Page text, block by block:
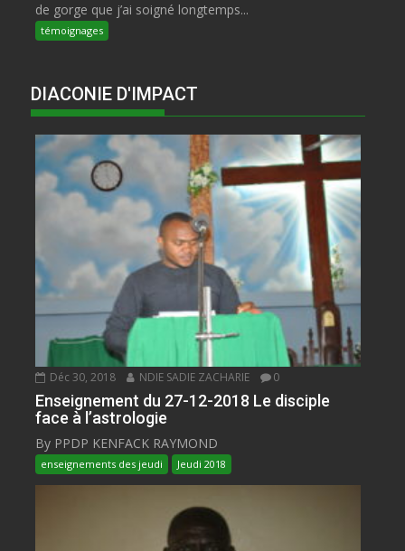
de gorge que j’ai soigné longtemps...
témoignages
DIACONIE D'IMPACT
Déc 30, 2018 NDIE SADIE ZACHARIE 0
Enseignement du 27-12-2018 Le disciple
face à l’astrologie
By PPDP KENFACK RAYMOND
enseignements des jeudi Jeudi 2018